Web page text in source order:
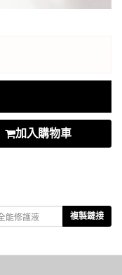
加入購物車
複製鏈接